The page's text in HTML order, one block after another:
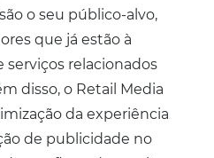
o seu público-alvo,
que já estão à
relacionados
disso, o Retail Media
da experiência
de publicidade no